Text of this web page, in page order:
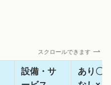
スクロールできます
設備・サ
あり